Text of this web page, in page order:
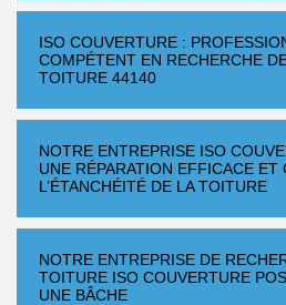
ISO COUVERTURE :
COMPÉTENT EN RECHERCHE
TOITURE 44140
NOTRE ENTREPRISE ISO
UNE RÉPARATION EFFICACE ET
L’ÉTANCHÉITÉ DE LA TOITURE
NOTRE ENTREPRISE DE
TOITURE ISO COUVERTURE
UNE BÂCHE